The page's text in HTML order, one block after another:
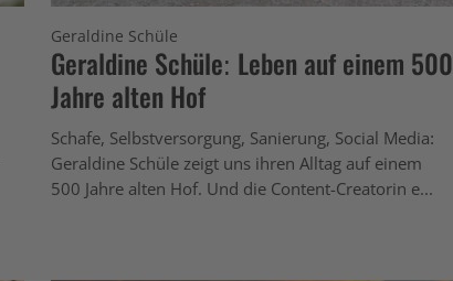
Geraldine Schüle
Geraldine Schüle: Leben auf einem 500
Jahre alten Hof
Schafe, Selbstversorgung, Sanierung, Social Media:
Geraldine Schüle zeigt uns ihren Alltag auf einem
500 Jahre alten Hof. Und die Content-Creatorin e...